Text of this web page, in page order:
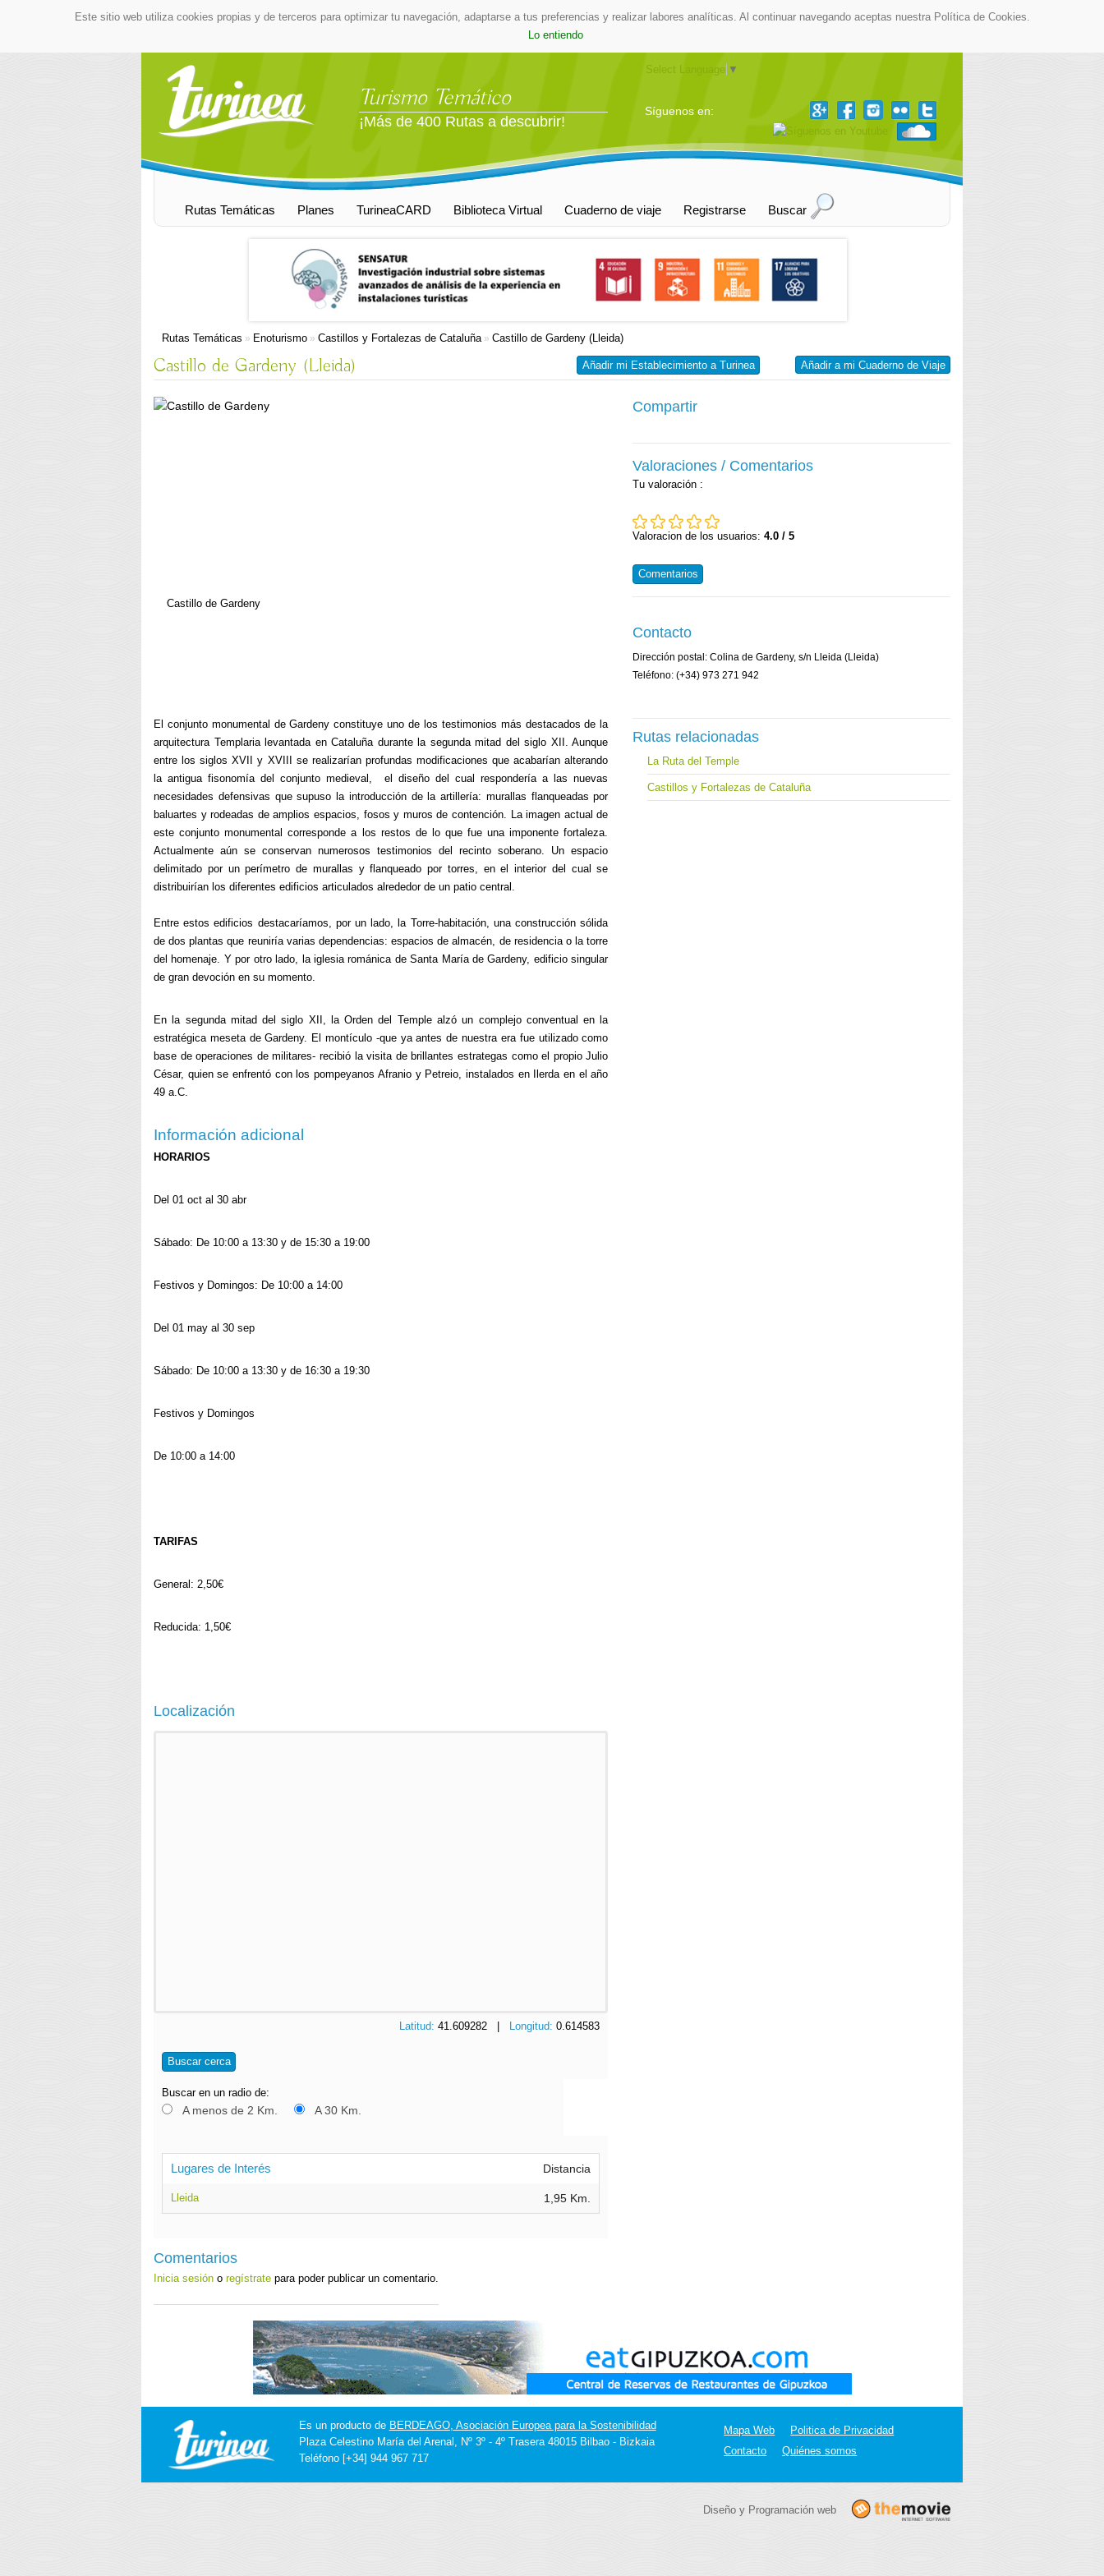
Este sitio web utiliza cookies propias y de terceros para optimizar tu navegación, adaptarse a tus preferencias y realizar labores analíticas. Al continuar navegando aceptas nuestra Política de Cookies.
Lo entiendo
Turismo Temático
¡Más de 400 Rutas a descubrir!
Select Language ▼
Síguenos en:
Rutas Temáticas Planes TurineaCARD Biblioteca Virtual Cuaderno de viaje Registrarse Buscar
Rutas Temáticas » Enoturismo » Castillos y Fortalezas de Cataluña» Castillo de Gardeny (Lleida)
Añadir a mi Cuaderno de Viaje
Añadir mi Establecimiento a Turinea
Castillo de Gardeny (Lleida)
Castillo de Gardeny
El conjunto monumental de Gardeny constituye uno de los testimonios más destacados de la
arquitectura Templaria levantada en Cataluña durante la segunda mitad del siglo XII. Aunque
entre los siglos XVII y XVIII se realizarían profundas modificaciones que acabarían alterando
la antigua fisonomía del conjunto medieval, el diseño del cual respondería a las nuevas
necesidades defensivas que supuso la introducción de la artillería: murallas flanqueadas por
baluartes y rodeadas de amplios espacios, fosos y muros de contención. La imagen actual de
este conjunto monumental corresponde a los restos de lo que fue una imponente fortaleza.
Actualmente aún se conservan numerosos testimonios del recinto soberano. Un espacio
delimitado por un perímetro de murallas y flanqueado por torres, en el interior del cual se
distribuirían los diferentes edificios articulados alrededor de un patio central.
Entre estos edificios destacaríamos, por un lado, la Torre-habitación, una construcción sólida
de dos plantas que reuniría varias dependencias: espacios de almacén, de residencia o la torre
del homenaje. Y por otro lado, la iglesia románica de Santa María de Gardeny, edificio singular
de gran devoción en su momento.
En la segunda mitad del siglo XII, la Orden del Temple alzó un complejo conventual en la
estratégica meseta de Gardeny. El montículo -que ya antes de nuestra era fue utilizado como
base de operaciones de militares- recibió la visita de brillantes estrategas como el propio Julio
César, quien se enfrentó con los pompeyanos Afranio y Petreio, instalados en Ilerda en el año
49 a.C.
Información adicional
HORARIOS
Del 01 oct al 30 abr
Sábado: De 10:00 a 13:30 y de 15:30 a 19:00
Festivos y Domingos: De 10:00 a 14:00
Del 01 may al 30 sep
Sábado: De 10:00 a 13:30 y de 16:30 a 19:30
Festivos y Domingos
De 10:00 a 14:00
TARIFAS
General: 2,50€
Reducida: 1,50€
Localización
Latitud:41.609282 | Longitud:0.614583
Buscar cerca
Buscar en un radio de:
A menos de 2 Km. A 30 Km.
Lugares de Interés Distancia
Lleida 1,95 Km.
Comentarios
Inicia sesión o regístrate para poder publicar un comentario.
Compartir
Valoraciones / Comentarios
Tu valoración :
Valoracion de los usuarios:4.0 / 5
Comentarios
Contacto
Dirección postal: Colina de Gardeny, s/n Lleida (Lleida)
Teléfono: (+34) 973 271 942
Rutas relacionadas
La Ruta del Temple
Castillos y Fortalezas de Cataluña
Es un producto de BERDEAGO, Asociación Europea para la Sostenibilidad
Plaza Celestino María del Arenal, Nº 3º - 4º Trasera 48015 Bilbao - Bizkaia
Teléfono [+34] 944 967 717
Mapa Web
Politica de Privacidad
Contacto
Quiénes somos
Diseño y Programación web